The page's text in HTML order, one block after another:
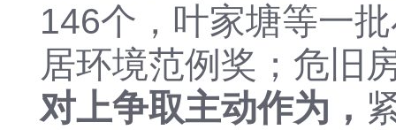
146个 ， 叶家塘等一
居环境范例奖；危旧
对上争取主动作为 ，